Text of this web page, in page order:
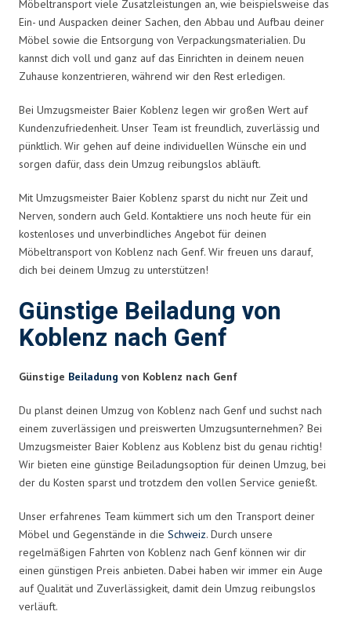
Möbeltransport viele Zusatzleistungen an, wie beispielsweise das
Ein- und Auspacken deiner Sachen, den Abbau und Aufbau deiner
Möbel sowie die Entsorgung von Verpackungsmaterialien. Du
kannst dich voll und ganz auf das Einrichten in deinem neuen
Zuhause konzentrieren, während wir den Rest erledigen.
Bei Umzugsmeister Baier Koblenz legen wir großen Wert auf
Kundenzufriedenheit. Unser Team ist freundlich, zuverlässig und
pünktlich. Wir gehen auf deine individuellen Wünsche ein und
sorgen dafür, dass dein Umzug reibungslos abläuft.
Mit Umzugsmeister Baier Koblenz sparst du nicht nur Zeit und
Nerven, sondern auch Geld. Kontaktiere uns noch heute für ein
kostenloses und unverbindliches Angebot für deinen
Möbeltransport von Koblenz nach Genf. Wir freuen uns darauf,
dich bei deinem Umzug zu unterstützen!
Günstige Beiladung von
Koblenz nach Genf
Günstige Beiladung von Koblenz nach Genf
Du planst deinen Umzug von Koblenz nach Genf und suchst nach
einem zuverlässigen und preiswerten Umzugsunternehmen? Bei
Umzugsmeister Baier Koblenz aus Koblenz bist du genau richtig!
Wir bieten eine günstige Beiladungsoption für deinen Umzug, bei
der du Kosten sparst und trotzdem den vollen Service genießt.
Unser erfahrenes Team kümmert sich um den Transport deiner
Möbel und Gegenstände in die Schweiz. Durch unsere
regelmäßigen Fahrten von Koblenz nach Genf können wir dir
einen günstigen Preis anbieten. Dabei haben wir immer ein Auge
auf Qualität und Zuverlässigkeit, damit dein Umzug reibungslos
verläuft.